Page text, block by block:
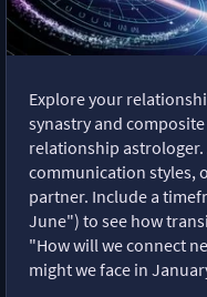
Explore your
synastry and
relationship
communication styles,
partner. Include a
June") to see how
"How will we connect
might we face in